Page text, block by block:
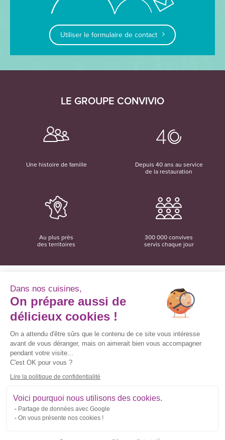
Utiliser le formulaire de contact
LE GROUPE CONVIVIO
Une histoire de famille
Depuis 40 ans au service
de la restauration
Au plus près
des territoires
300 000 convives
servis chaque jour
Convivio
12 rue du Domaine
Convivio sur les réseaux sociaux
Inscrivez-vous à la newsletter
Courriel
*
Dans nos cuisines,
On prépare aussi de
délicieux cookies !
On a attendu d'être sûrs que le contenu de ce site vous intéresse
avant de vous déranger, mais on aimerait bien vous accompagner
pendant votre visite...
C'est OK pour vous ?
Lire la politique de confidentialité
Voici pourquoi nous utilisons des cookies.
Partage de données avec Google
On vous présente nos cookies !